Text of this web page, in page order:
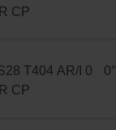
CP
CP
0°